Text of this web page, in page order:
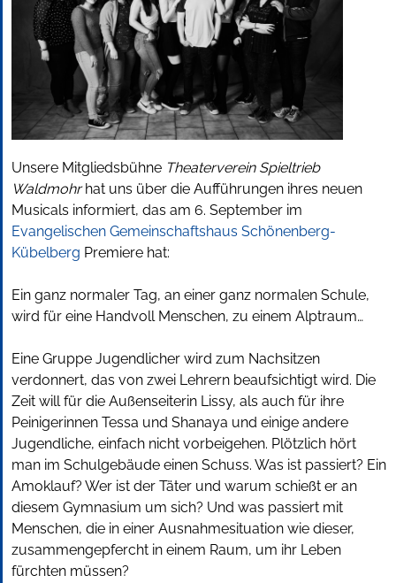
Unsere Mitgliedsbühne Theaterverein Spieltrieb
Waldmohrhat uns über die Aufführungen ihres neuen
Musicals informiert, das am 6. September im
Evangelischen Gemeinschaftshaus Schönenberg-
Kübelberg Premiere hat:
Ein ganz normaler Tag, an einer ganz normalen Schule,
wird für eine Handvoll Menschen, zu einem Alptraum…
Eine Gruppe Jugendlicher wird zum Nachsitzen
verdonnert, das von zwei Lehrern beaufsichtigt wird. Die
Zeit will für die Außenseiterin Lissy, als auch für ihre
Peinigerinnen Tessa und Shanaya und einige andere
Jugendliche, einfach nicht vorbeigehen. Plötzlich hört
man im Schulgebäude einen Schuss. Was ist passiert? Ein
Amoklauf? Wer ist der Täter und warum schießt er an
diesem Gymnasium um sich? Und was passiert mit
Menschen, die in einer Ausnahmesituation wie dieser,
zusammengepfercht in einem Raum, um ihr Leben
fürchten müssen?